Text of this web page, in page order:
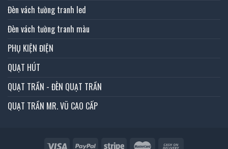
Đèn vách tường tranh led
Đèn vách tường tranh màu
PHỤ KIỆN ĐIỆN
QUẠT HÚT
QUẠT TRẦN - ĐÈN QUẠT TRẦN
QUẠT TRẦN MR. VŨ CAO CẤP